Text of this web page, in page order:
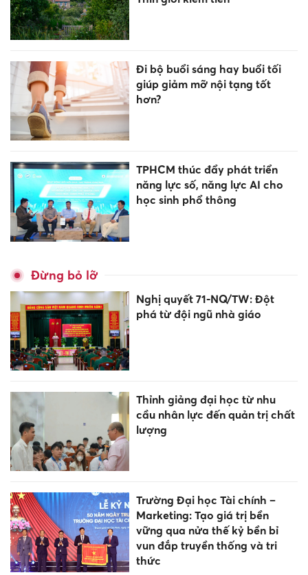
Đi bộ buổi sáng hay buổi tối
giúp giảm mỡ nội tạng tốt
hơn?
TPHCM thúc đẩy phát triển
năng lực số, năng lực AI cho
học sinh phổ thông
Đừng bỏ lỡ
Nghị quyết 71-NQ/TW: Đột
phá từ đội ngũ nhà giáo
Thỉnh giảng đại học từ nhu
cầu nhân lực đến quản trị chất
lượng
Trường Đại học Tài chính –
Marketing: Tạo giá trị bền
vững qua nửa thế kỷ bền bỉ
vun đắp truyền thống và tri
thức